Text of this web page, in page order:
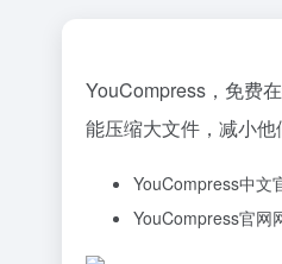
YouCompress，免费
能压缩大文件，减小他
YouCompress中文
YouCompress官网